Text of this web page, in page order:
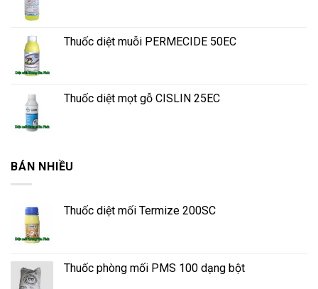
Thuốc diệt muỗi PERMECIDE 50EC
Thuốc diệt mọt gỗ CISLIN 25EC
BÁN NHIỀU
Thuốc diệt mối Termize 200SC
Thuốc phòng mối PMS 100 dạng bột